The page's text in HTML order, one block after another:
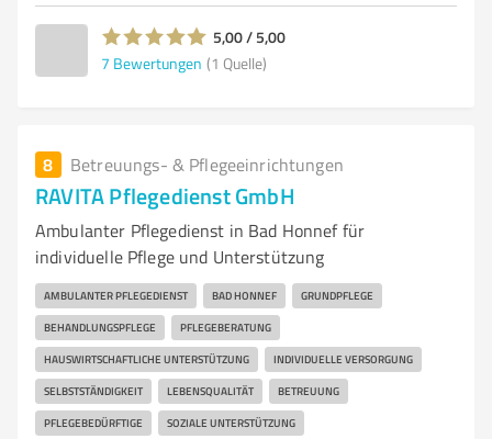
5,00 / 5,00
7 Bewertungen (1 Quelle)
8 Betreuungs- & Pflegeeinrichtungen
RAVITA Pflegedienst GmbH
Ambulanter Pflegedienst in Bad Honnef für
individuelle Pflege und Unterstützung
AMBULANTER PFLEGEDIENST BAD HONNEF GRUNDPFLEGE
BEHANDLUNGSPFLEGE PFLEGEBERATUNG
HAUSWIRTSCHAFTLICHE UNTERSTÜTZUNG INDIVIDUELLE VERSORGUNG
SELBSTSTÄNDIGKEIT LEBENSQUALITÄT BETREUUNG
PFLEGEBEDÜRFTIGE SOZIALE UNTERSTÜTZUNG